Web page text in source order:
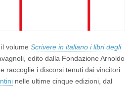
volume Scrivere in italiano i libri degli
edito dalla Fondazione Arnoldo
raccoglie i discorsi tenuti dai vincitori
nelle ultime cinque edizioni, dal